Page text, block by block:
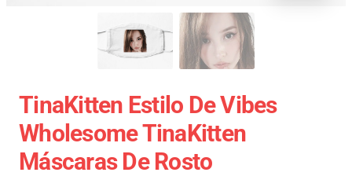
TinaKitten Estilo De Vibes
Wholesome TinaKitten
Máscaras De Rosto